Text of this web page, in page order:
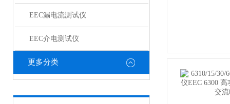
EEC漏电流测试仪
EEC介电测试仪
更多分类